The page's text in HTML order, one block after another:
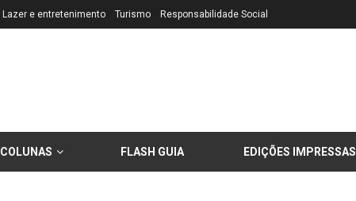
Lazer e entretenimento Turismo Responsabilidade Social
COLUNAS FLASH GUIA EDIÇÕES IMPRESSAS